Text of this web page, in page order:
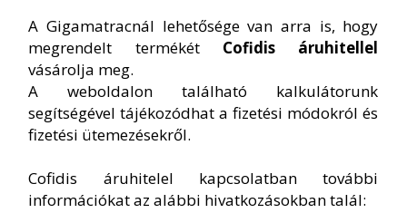
A Gigamatracnál lehetősége van arra is, hogy
megrendelt termékét Cofidis áruhitellel
vásárolja meg.
A weboldalon található kalkulátorunk
segítségével tájékozódhat a fizetési módokról és
fizetési ütemezésekről.
Cofidis áruhitelel kapcsolatban további
információkat az alábbi hivatkozásokban talál: